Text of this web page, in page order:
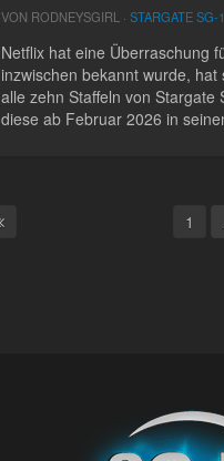
VON RODNEYSGIRL · STARGATE SG-1
Netflix hat eine Überraschung
inzwischen bekannt wurde,
alle zehn Staffeln von Stargate
diese ab Februar 2026 in
1